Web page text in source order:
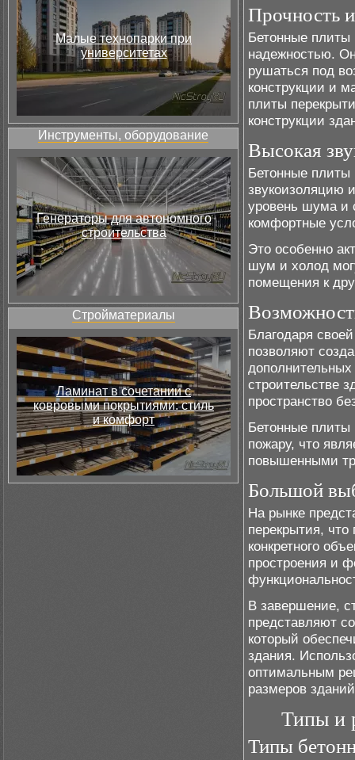
Малые технопарки при
университетах
Инструменты, оборудование
Генераторы для автономного
строительства
Стройматериалы
Ламинат в сочетании с
ковровыми покрытиями: стиль
и комфорт
Прочность
Бетонные плиты
надежностью.
рушаться под
конструкции и
плиты
конструкции
Высокая
Бетонные плиты
звукоизоляцию
уровень шума и
комфортные
Это особенно
шум и холод
помещения к
Благодаря
позволяют
строительстве
пространство
Бетонные плиты
пожару, что
повышенными
Большой
На рынке
перекрытия,
конкретного
простроения и
В завершение,
представляют
который
здания.
оптимальным
размеров
Типы и
Типы